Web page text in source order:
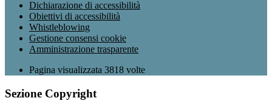
Dichiarazione di accessibilità
Obiettivi di accessibilità
Whistleblowing
Gestione consensi cookie
Amministrazione trasparente
Pagina visualizzata 3818 volte
Sezione Copyright